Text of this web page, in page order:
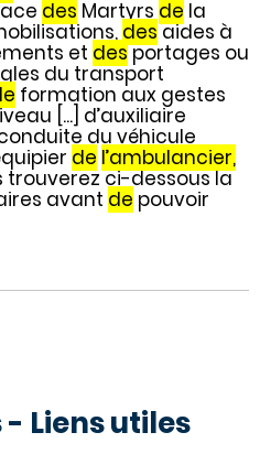
des Martyrs de la
desaides à
et desportages ou
du transport
formation aux gestes
[...] d’auxiliaire
du véhicule
de l’ambulancier,
trouverez ci-dessous la
avant de pouvoir
Liens utiles